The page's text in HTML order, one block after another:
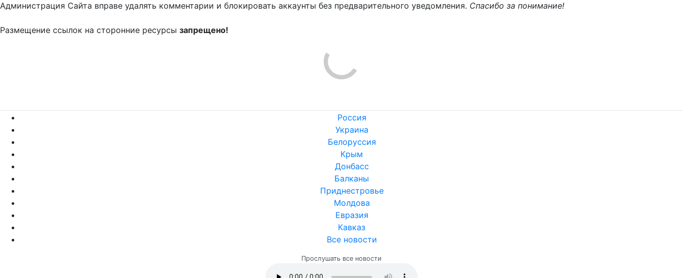
Администрация Сайта вправе удалять комментарии и блокировать аккаунты без предварительного уведомления. Спасибо за понимание!
Размещение ссылок на сторонние ресурсы запрещено!
Россия
Украина
Белоруссия
Крым
Донбасс
Балканы
Приднестровье
Молдова
Евразия
Кавказ
Все новости
Прослушать все новости